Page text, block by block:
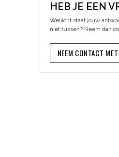
HEB JE EEN
Wellicht staat jouw
niet tussen? Neem dan
NEEM CONTACT